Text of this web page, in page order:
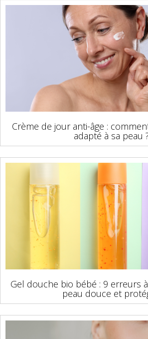
Crème de jour anti-âge :
adapté à sa peau
Gel douche bio bébé : 9 erreurs
peau douce et